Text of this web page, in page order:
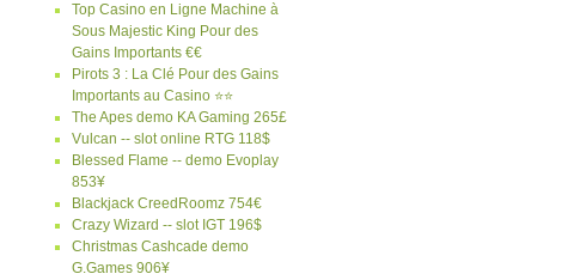
Top Casino en Ligne Machine à
Sous Majestic King Pour des
Gains Importants €€
Pirots 3 : La Clé Pour des Gains
Importants au Casino ⭐⭐
The Apes demo KA Gaming 265£
Vulcan -- slot online RTG 118$
Blessed Flame -- demo Evoplay
853¥
Blackjack CreedRoomz 754€
Crazy Wizard -- slot IGT 196$
Christmas Cashcade demo
G.Games 906¥